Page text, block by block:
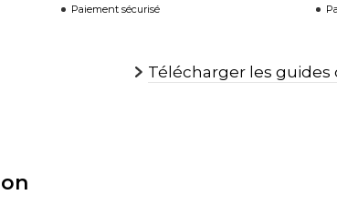
Paiement sécurisé
Télécharger les guides